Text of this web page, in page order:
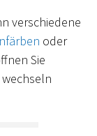
verschiedene
oder
Sie